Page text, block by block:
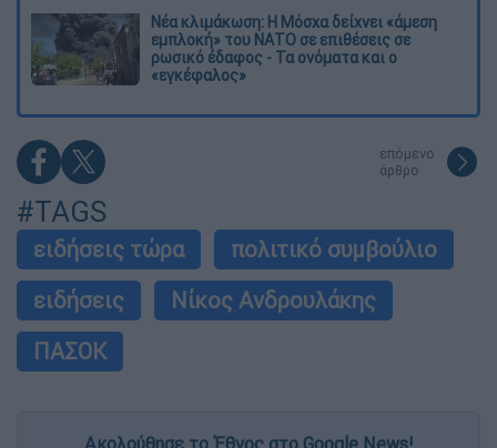
Νέα κλιμάκωση: Η Μόσχα δείχνει «άμεση
εμπλοκή» του ΝΑΤΟ σε επιθέσεις σε
ρωσικό έδαφος - Τα ονόματα και ο
«εγκέφαλος»
επόμενο
άρθρο
#TAGS
ειδήσεις τώρα
πολιτικό συμβούλιο
ειδήσεις
Νίκος Ανδρουλάκης
ΠΑΣΟΚ